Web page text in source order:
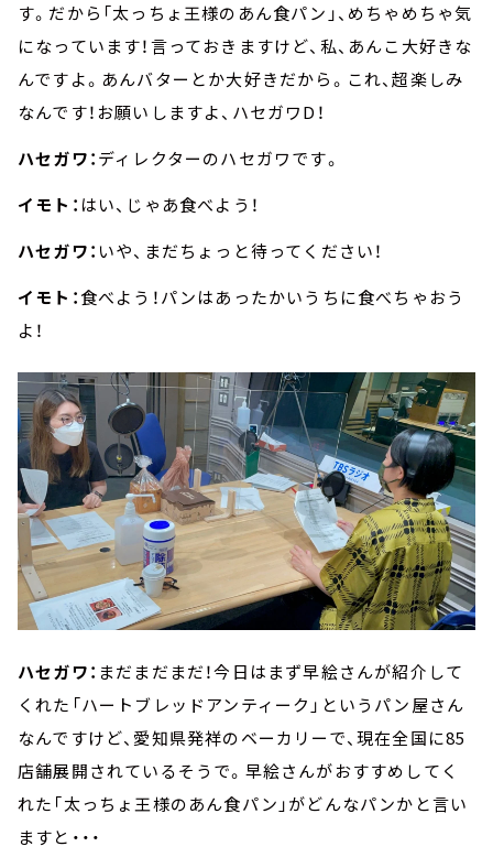
す。だから「太っちょ王様のあん食パン」、めちゃめちゃ気
になっています！言っておきますけど、私、あんこ大好きな
んですよ。あんバターとか大好きだから。これ、超楽しみ
なんです！お願いしますよ、ハセガワD！
ハセガワ：ディレクターのハセガワです。
イモト： はい、じゃあ食べよう！
ハセガワ： いや、まだちょっと待ってください！
イモト：食べよう！パンはあったかいうちに食べちゃおう
よ！
ハセガワ： まだまだまだ！今日はまず早絵さんが紹介して
くれた「ハートブレッドアンティーク」というパン屋さん
なんですけど、愛知県発祥のベーカリーで、現在全国に85
店舗展開されているそうで。早絵さんがおすすめしてく
れた「太っちょ王様のあん食パン」がどんなパンかと言い
ますと・・・